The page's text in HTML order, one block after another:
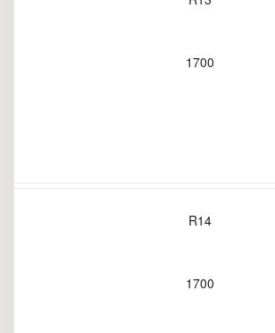
1700
R14
1700